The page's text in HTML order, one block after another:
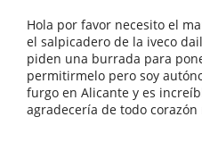
Hola por favor necesito el
el salpicadero de la iveco
piden una burrada para
permitirmelo pero soy
furgo en Alicante y es
agradecería de todo